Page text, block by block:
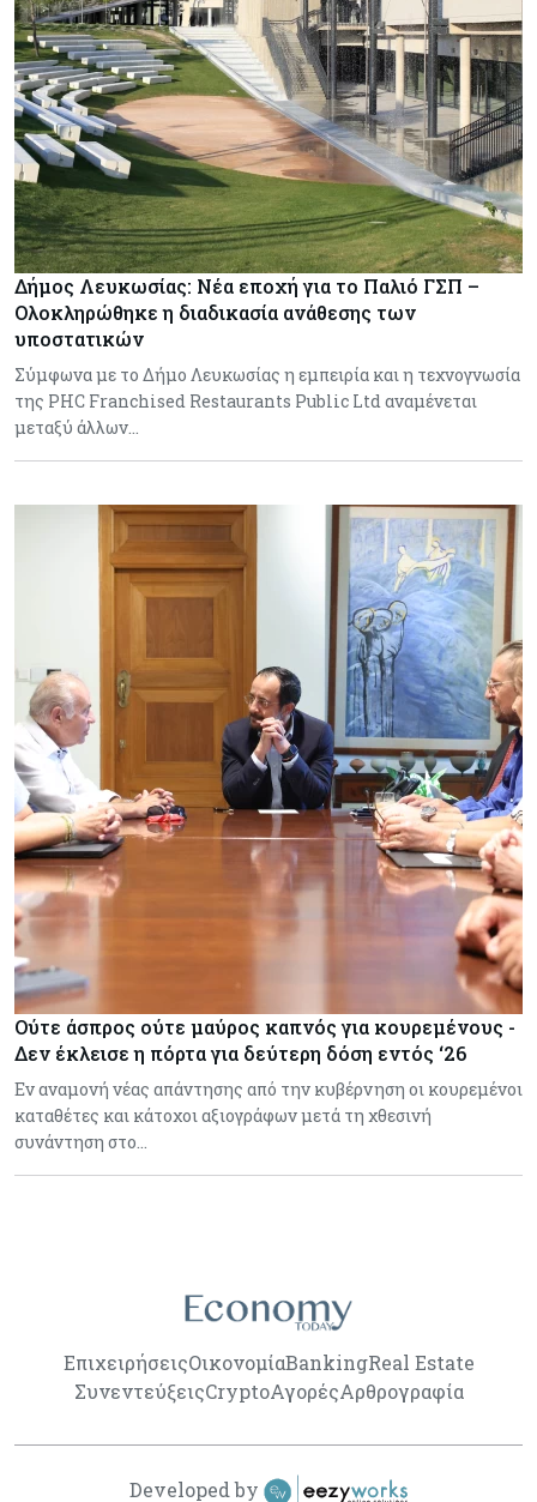
Δήμος Λευκωσίας: Νέα εποχή για το Παλιό ΓΣΠ –
Ολοκληρώθηκε η διαδικασία ανάθεσης των
υποστατικών
Σύμφωνα με το Δήμο Λευκωσίας η εμπειρία και η τεχνογνωσία
της PHC Franchised Restaurants Public Ltd αναμένεται
μεταξύ άλλων…
Ούτε άσπρος ούτε μαύρος καπνός για κουρεμένους -
Δεν έκλεισε η πόρτα για δεύτερη δόση εντός ‘26
Εν αναμονή νέας απάντησης από την κυβέρνηση οι κουρεμένοι
καταθέτες και κάτοχοι αξιογράφων μετά τη χθεσινή
συνάντηση στο…
ΕπιχειρήσειςΟικονομίαBankingReal Estate
ΣυνεντεύξειςCryptoΑγορέςΑρθρογραφία
Developed by